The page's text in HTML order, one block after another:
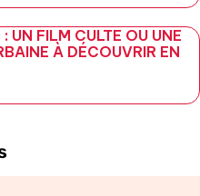
UN FILM CULTE OU UNE
À DÉCOUVRIR EN